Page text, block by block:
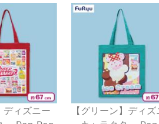
ディズニー
【グリーン】ディズ